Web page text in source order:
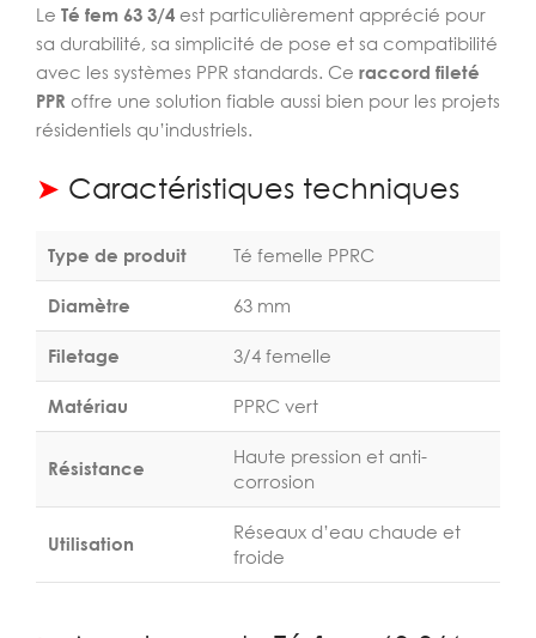
Le Té fem 63 3/4 est particulièrement apprécié pour
sa durabilité, sa simplicité de pose et sa compatibilité
avec les systèmes PPR standards. Ce raccord fileté
PPR offre une solution fiable aussi bien pour les projets
résidentiels qu’industriels.
➤ Caractéristiques techniques
Type de produit Té femelle PPRC
Diamètre 63 mm
Filetage 3/4 femelle
Matériau PPRC vert
Résistance
Haute pression et anti-
corrosion
Utilisation
Réseaux d’eau chaude et
froide